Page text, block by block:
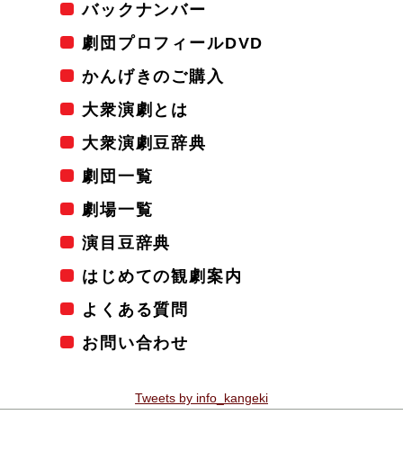
バックナンバー
劇団プロフィールDVD
かんげきのご購入
大衆演劇とは
大衆演劇豆辞典
劇団一覧
劇場一覧
演目豆辞典
はじめての観劇案内
よくある質問
お問い合わせ
Tweets by info_kangeki